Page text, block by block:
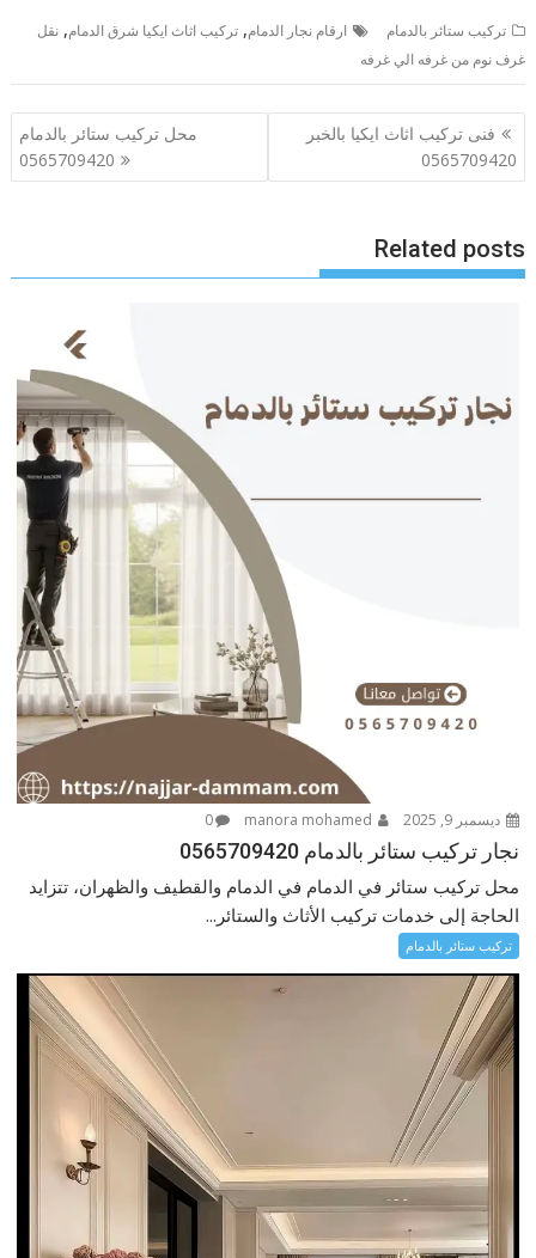
تركيب ستائر بالدمام ارقام نجار الدمام,تركيب اثاث ايكيا شرق الدمام,نقل
غرف نوم من غرفه الي غرفه
تصفّح
المقالات
فنى تركيب اثاث ايكيا بالخبر
0565709420
محل تركيب ستائر بالدمام
0565709420
Related posts
ديسمبر 9, 2025 0
نجار تركيب ستائر بالدمام 0565709420
محل تركيب ستائر في الدمام في الدمام والقطيف والظهران، تتزايد
الحاجة إلى خدمات تركيب الأثاث والستائر...
تركيب ستائر بالدمام